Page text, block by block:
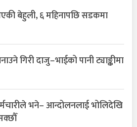
बेहुली, ६ महिनापछि सडकमा
गिरी दाजु–भाईको पानी ट्याङ्कीमा
भने– आन्दोलनलाई भोलिदेखि